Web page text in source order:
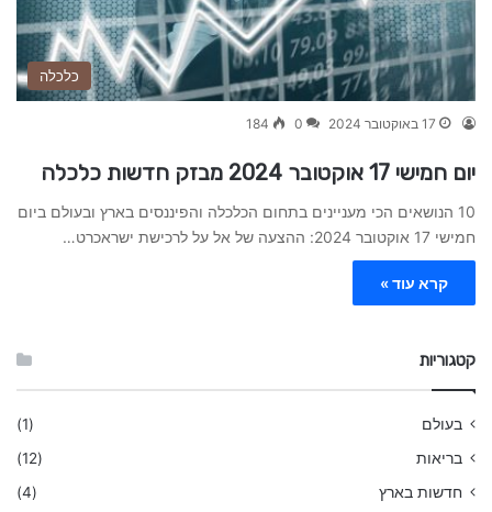
כלכלה
17 באוקטובר 2024 0
184
יום חמישי 17 אוקטובר 2024 מבזק חדשות כלכלה
10 הנושאים הכי מעניינים בתחום הכלכלה והפיננסים בארץ ובעולם ביום
חמישי 17 אוקטובר 2024: ההצעה של אל על לרכישת ישראכרט…
קרא עוד »
קטגוריות
בעולם
(1)
בריאות
(12)
חדשות בארץ
(4)